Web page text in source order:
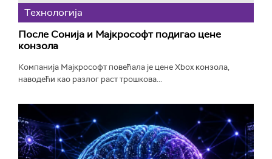
Технологијa
После Сонија и Мајкрософт подигао цене
конзола
Компанија Мајкрософт повећала је цене Xbox конзола,
наводећи као разлог раст трошкова...